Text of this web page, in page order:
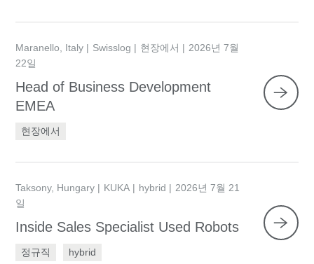
Maranello, Italy Swisslog 현장에서
2026년 7월
22일
Head of Business Development
EMEA
현장에서
Taksony, Hungary KUKA hybrid
2026년 7월 21
일
Inside Sales Specialist Used Robots
정규직 hybrid